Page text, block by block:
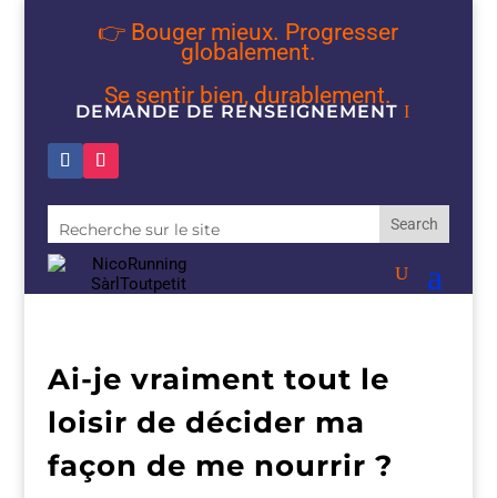
👉 Bouger mieux. Progresser
globalement.
Se sentir bien, durablement.
DEMANDE DE RENSEIGNEMENT
Ai-je vraiment tout le
loisir de décider ma
façon de me nourrir ?